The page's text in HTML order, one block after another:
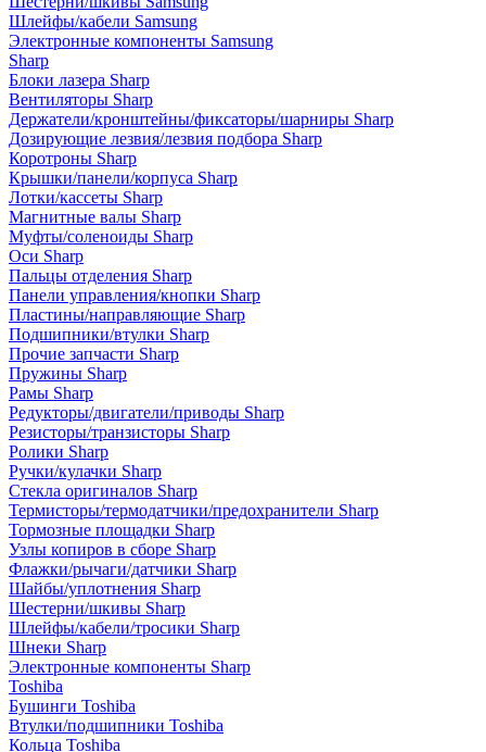
Шлейфы/кабели Samsung
Электронные компоненты Samsung
Sharp
Блоки лазера Sharp
Вентиляторы Sharp
Держатели/кронштейны/фиксаторы/шарниры Sharp
Дозирующие лезвия/лезвия подбора Sharp
Коротроны Sharp
Крышки/панели/корпуса Sharp
Лотки/кассеты Sharp
Магнитные валы Sharp
Муфты/соленоиды Sharp
Оси Sharp
Пальцы отделения Sharp
Панели управления/кнопки Sharp
Пластины/направляющие Sharp
Подшипники/втулки Sharp
Прочие запчасти Sharp
Пружины Sharp
Рамы Sharp
Редукторы/двигатели/приводы Sharp
Резисторы/транзисторы Sharp
Ролики Sharp
Ручки/кулачки Sharp
Стекла оригиналов Sharp
Термисторы/термодатчики/предохранители Sharp
Тормозные площадки Sharp
Узлы копиров в сборе Sharp
Флажки/рычаги/датчики Sharp
Шайбы/уплотнения Sharp
Шестерни/шкивы Sharp
Шлейфы/кабели/тросики Sharp
Шнеки Sharp
Электронные компоненты Sharp
Toshiba
Бушинги Toshiba
Втулки/подшипники Toshiba
Кольца Toshiba